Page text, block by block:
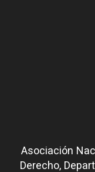
Asociación
Derecho,